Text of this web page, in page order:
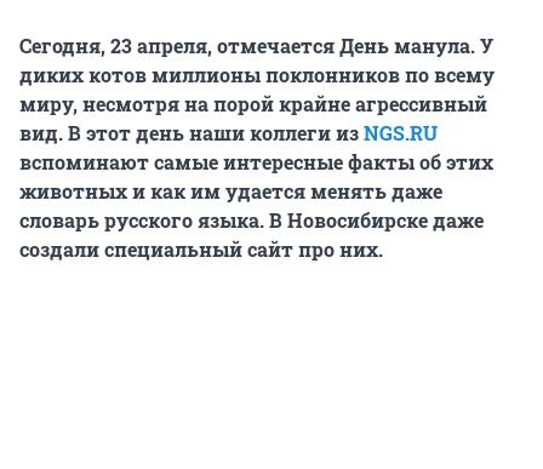
Сегодня, 23 апреля, отмечается День манула. У
диких котов миллионы поклонников по всему
миру, несмотря на порой крайне агрессивный
вид. В этот день наши коллеги изNGS.RU
вспоминают самые интересные факты об этих
животных и как им удается менять даже
словарь русского языка. В Новосибирске даже
создали специальный сайт про них.